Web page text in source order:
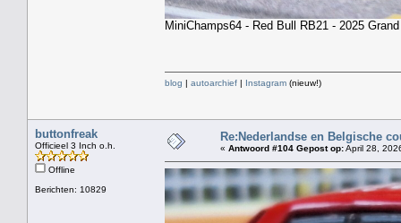
MiniChamps64 - Red Bull RB21 - 2025
blog | autoarchief | Instagram (nieuw!)
buttonfreak
Officieel 3 Inch o.h.
Offline
Berichten: 10829
Re:Nederlandse en Belgische
« Antwoord #104 Gepost op:April 28,